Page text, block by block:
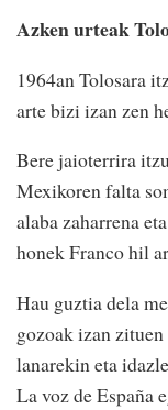
Azken urteak
1964an Tolosara
arte bizi izan zen
Bere jaioterrira
Mexikoren falta
alaba zaharrena
honek Franco hil
Hau guztia dela
gozoak izan
lanarekin eta
La voz de España